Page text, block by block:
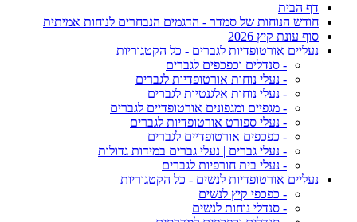
דף הבית
חודש הנוחות של סמדר - הדגמים הנבחרים לנוחות אמיתית
סוף עונת קיץ 2026
נעליים אורטופדיות לגברים - כל הקטגוריות
- סנדלים וכפכפים לגברים
- נעלי נוחות אורטופדיות לגברים
- נעלי נוחות אלגנטיות לגברים
- מגפיים ומגפונים אורטופדיים לגברים
- נעלי ספורט אורטופדיות לגברים
- כפכפים אורטופדיים לגברים
- נעלי גברים | נעלי גברים במידות גדולות
- נעלי בית חורפיות לגברים
נעליים אורטופדיות לנשים - כל הקטגוריות
- כפכפי קיץ לנשים
- סנדלי נוחות לנשים